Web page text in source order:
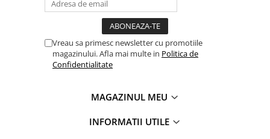
Vreau sa primesc newsletter cu promotiile
magazinului. Afla mai multe in Politica de
Confidentialitate
MAGAZINUL MEU
INFORMATII UTILE